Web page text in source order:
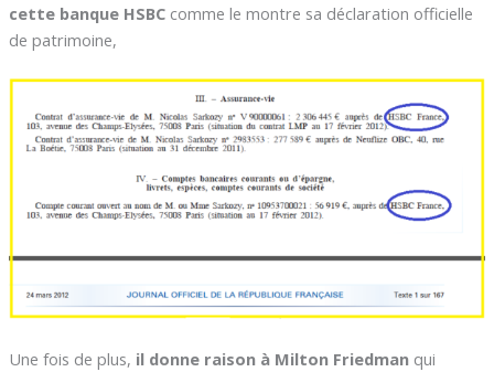
cette banque HSBC comme le montre sa déclaration officielle
de patrimoine,
Une fois de plus, il donne raison à Milton Friedman qui